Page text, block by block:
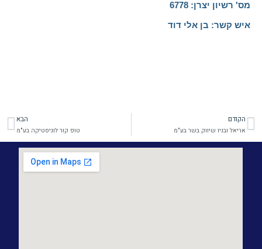
מס' רשיון יצרן:​ 6778
איש קשר: בן אלי דוד
קודם
הקודם
אריאל ובניו שיווק בשר בע"מ
הבא
טופ קור לוגיסטיקה בע"מ